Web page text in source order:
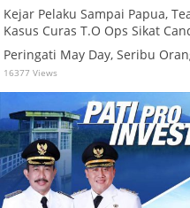
Kejar Pelaku Sampai Papua,
Kasus Curas T.O Ops Sikat
Peringati May Day, Seribu
16377 Views